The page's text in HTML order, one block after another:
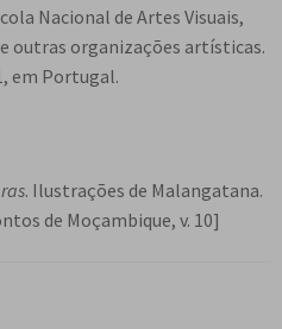
Nacional de Artes Visuais,
outras organizações artísticas.
em Portugal.
. Ilustrações de Malangatana.
de Moçambique, v. 10]